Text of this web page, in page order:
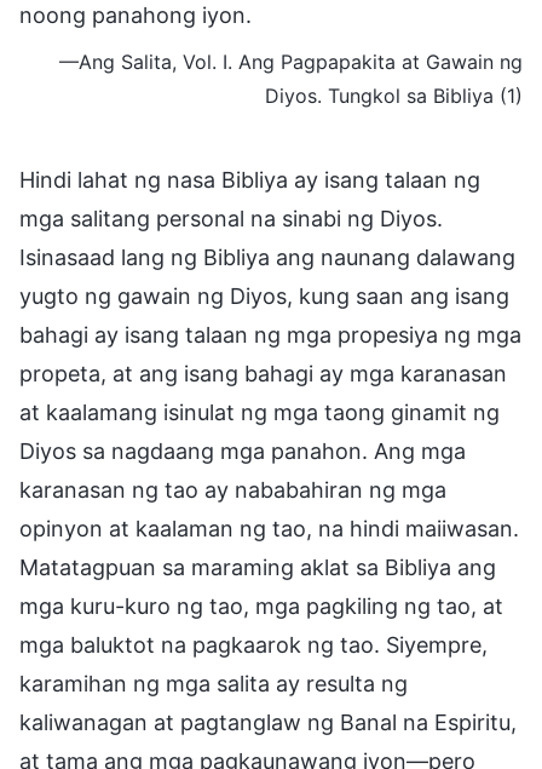
noong panahong iyon.
—Ang Salita, Vol. I. Ang Pagpapakita at Gawain ng
Diyos. Tungkol sa Bibliya (1)
Hindi lahat ng nasa Bibliya ay isang talaan ng
mga salitang personal na sinabi ng Diyos.
Isinasaad lang ng Bibliya ang naunang dalawang
yugto ng gawain ng Diyos, kung saan ang isang
bahagi ay isang talaan ng mga propesiya ng mga
propeta, at ang isang bahagi ay mga karanasan
at kaalamang isinulat ng mga taong ginamit ng
Diyos sa nagdaang mga panahon. Ang mga
karanasan ng tao ay nababahiran ng mga
opinyon at kaalaman ng tao, na hindi maiiwasan.
Matatagpuan sa maraming aklat sa Bibliya ang
mga kuru-kuro ng tao, mga pagkiling ng tao, at
mga baluktot na pagkaarok ng tao. Siyempre,
karamihan ng mga salita ay resulta ng
kaliwanagan at pagtanglaw ng Banal na Espiritu,
at tama ang mga pagkaunawang iyon—pero